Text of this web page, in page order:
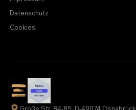
Datenschutz
Cookies
Große Str. 84-85, D-49074 Osnabrück